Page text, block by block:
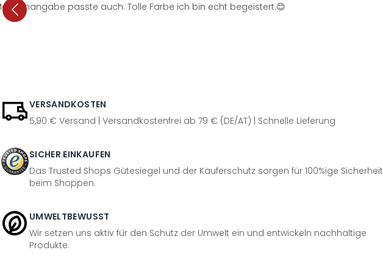
passte auch. Tolle Farbe ich bin echt begeistert.😊
VERSANDKOSTEN
5,90 € Versand | Versandkostenfrei ab 79 € (DE/AT) | Schnelle Lieferung
SICHER EINKAUFEN
Das Trusted Shops Gütesiegel und der Käuferschutz sorgen für 100%ige Sicherheit
beim Shoppen.
UMWELTBEWUSST
Wir setzen uns aktiv für den Schutz der Umwelt ein und entwickeln nachhaltige
Produkte.